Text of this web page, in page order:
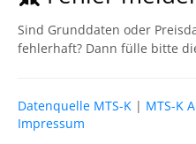
Sind Grunddaten oder
fehlerhaft? Dann fülle bitte
Datenquelle MTS-K | MTS-K
Impressum